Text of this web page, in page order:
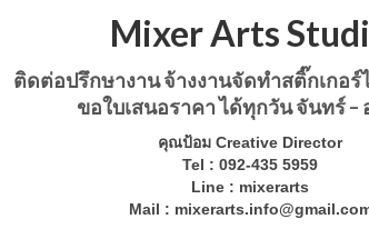
Mixer Arts
ติดต่อปรึกษางาน จ้างงานจัดทำสติ๊กเกอ
ขอใบเสนอราคา ได้ทุกวัน จันทร์ –
คุณป้อม Creative Director
Tel : 092-435 5959
Line : mixerarts
Mail :